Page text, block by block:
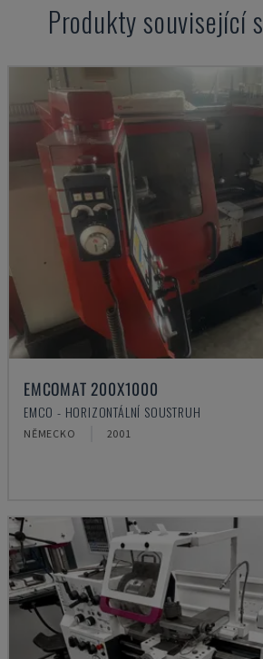
Produkty související s
EMCOMAT 200X1000
EMCO - HORIZONTÁLNÍ SOUSTRUH
NĚMECKO 2001